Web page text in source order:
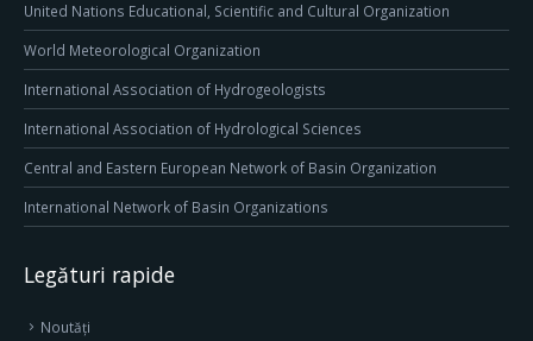
United Nations Educational, Scientific and Cultural Organization
World Meteorological Organization
International Association of Hydrogeologists
International Association of Hydrological Sciences
Central and Eastern European Network of Basin Organization
International Network of Basin Organizations
Legături rapide
Noutăți